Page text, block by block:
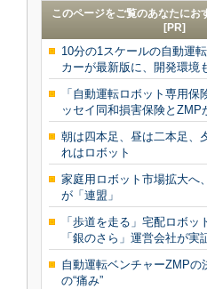
このページをご覧のあなたにお
[PR]
10分の1スケールの自動運
カーが最新版に、開発環境
「自動運転ロボット専用保
ッセイ同和損害保険とZMP
朝は四本足、昼は二本足、
れはロボット
家庭用ロボット市場拡大へ
が「連盟」
「歩道を走る」宅配ロボ
「銀のさら」運営会社が実
自動運転ベンチャーZMP
の“痛み”